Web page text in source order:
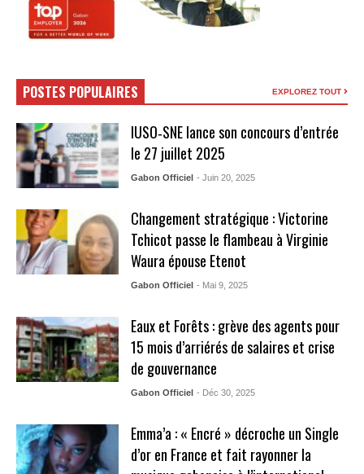
POSTES POPULAIRES EXPLOREZ TOUT
IUSO‑SNE lance son concours d’entrée
le 27 juillet 2025
Gabon Officiel - Juin 20, 2025
Changement stratégique : Victorine
Tchicot passe le flambeau à Virginie
Waura épouse Etenot
Gabon Officiel - Mai 9, 2025
Eaux et Forêts : grève des agents pour
15 mois d’arriérés de salaires et crise
de gouvernance
Gabon Officiel - Déc 30, 2025
Emma’a : « Encré » décroche un Single
d’or en France et fait rayonner la